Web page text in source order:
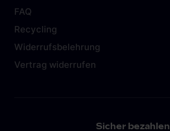
FAQ
Recycling
Widerrufsbelehrung
Vertrag widerrufen
Sicher bezahlen